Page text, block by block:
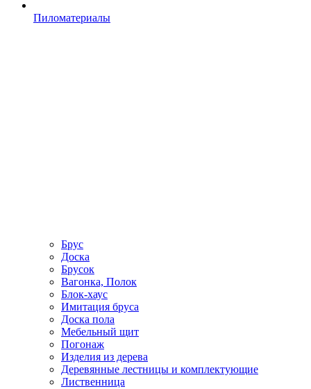
Пиломатериалы
Брус
Доска
Брусок
Вагонка, Полок
Блок-хаус
Имитация бруса
Доска пола
Мебельный щит
Погонаж
Изделия из дерева
Деревянные лестницы и комплектующие
Лиственница